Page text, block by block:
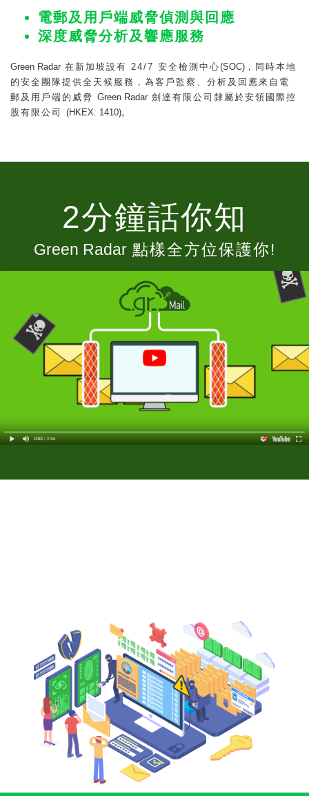
電郵及用戶端威脅偵測與回應
深度威脅分析及響應服務
Green Radar 在新加坡設有 24/7 安全檢測中心(SOC) ，同時本地
的安全團隊提供全天候服務，為客戶監察、分析及回應來自電
郵及用戶端的威脅 Green Radar 劍達有限公司隸屬於安領國際控
股有限公司 (HKEX: 1410)。
2分鐘話你知
Green Radar點樣全方位保護你!